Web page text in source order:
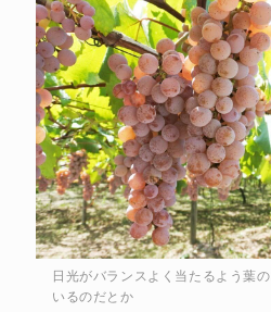
日光がバランスよく当たるよう葉
いるのだとか